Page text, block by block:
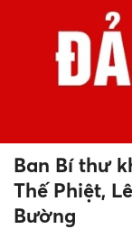
Ban Bí thư
Thế Phiệt,
Bường